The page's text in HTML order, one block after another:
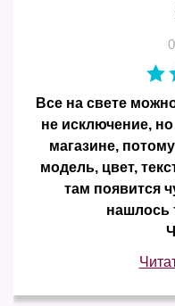
Все на свете
не исключение,
магазине,
модель, цвет,
там появится
нашлось